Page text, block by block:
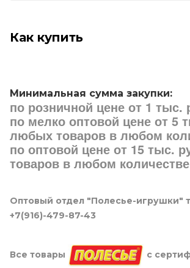
Как купить
Минимальная сумма закупки:
по розничной цене от 1 тыс.
по мелко оптовой цене от 5
любых товаров в любом
по оптовой цене от 15 тыс.
товаров в любом количестве
Оптовый отдел "Полесье-игрушки"
+7(916)-479-87-43
Все товары
с